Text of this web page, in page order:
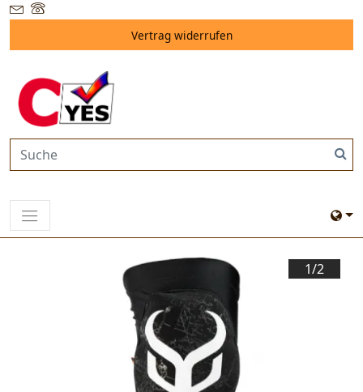
Vertrag widerrufen
1/2